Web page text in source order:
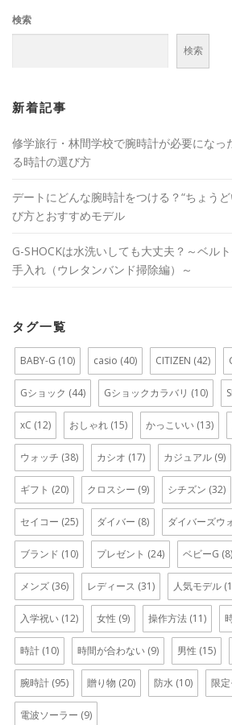
シ
検索
検索
新着記事
修学旅行・林間学校で腕時計が必要になっ
る時計の選び方
デートにどんな腕時計をつける？“ちょう
び方とおすすめモデル
G-SHOCKは水洗いしても大丈夫？～ベル
手入れ（ウレタンバンド掃除編）～
タグ一覧
BABY-G (10) casio (40) CITIZEN (42)
Gショック (44) Gショックカラバリ (10)
xC (12) おしゃれ (15) かっこいい (13)
ウォッチ (38) カシオ (17) カジュアル (9)
ギフト (20) クロスシー (9) シチズン (32)
セイコー (25) ダイバー (8) ダイバーズウ
ブランド (10) プレゼント (24) ベビーG (8)
メンズ (36) レディース (31) 人気モデル
入学祝い (12) 女性 (9) 操作方法 (11)
時計 (10) 時間が合わない (9) 男性 (15)
腕時計 (95) 贈り物 (20) 防水 (10) 限
電波ソーラー (9)